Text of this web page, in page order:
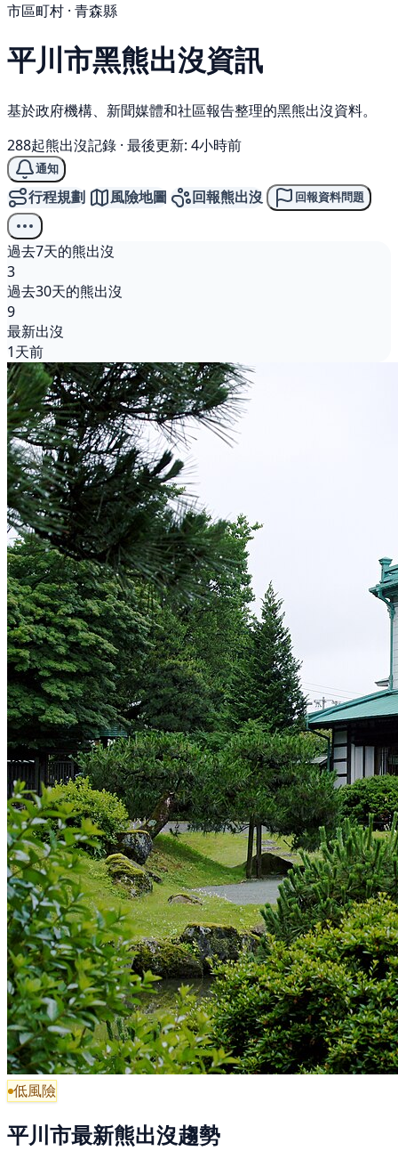
市區町村 · 青森縣
平川市黑熊出沒資訊
基於政府機構、新聞媒體和社區報告整理的黑熊出沒資料。
288起熊出沒記錄 · 最後更新: 4小時前
通知
行程規劃 風險地圖 回報熊出沒 回報資料問題
過去7天的熊出沒
3
過去30天的熊出沒
9
最新出沒
1天前
低風險
平川市最新熊出沒趨勢